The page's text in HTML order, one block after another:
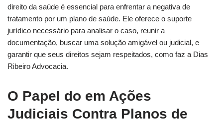
direito da saúde é essencial para enfrentar a negativa de
tratamento por um plano de saúde. Ele oferece o suporte
jurídico necessário para analisar o caso, reunir a
documentação, buscar uma solução amigável ou judicial, e
garantir que seus direitos sejam respeitados, como faz a Dias
Ribeiro Advocacia.
O Papel do em Ações
Judiciais Contra Planos de